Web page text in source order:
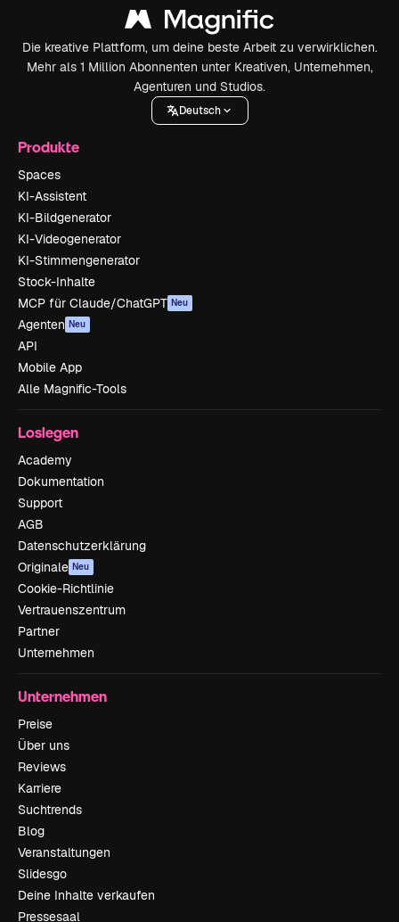
Die kreative Plattform, um deine beste Arbeit zu verwirklichen.
Mehr als 1 Million Abonnenten unter Kreativen, Unternehmen,
Agenturen und Studios.
Deutsch
Produkte
Spaces
KI-Assistent
KI-Bildgenerator
KI-Videogenerator
KI-Stimmengenerator
Stock-Inhalte
MCP für Claude/ChatGPT Neu
Agenten Neu
API
Mobile App
Alle Magnific-Tools
Loslegen
Academy
Dokumentation
Support
AGB
Datenschutzerklärung
Originale Neu
Cookie-Richtlinie
Vertrauenszentrum
Partner
Unternehmen
Unternehmen
Preise
Über uns
Reviews
Karriere
Suchtrends
Blog
Veranstaltungen
Slidesgo
Deine Inhalte verkaufen
Pressesaal